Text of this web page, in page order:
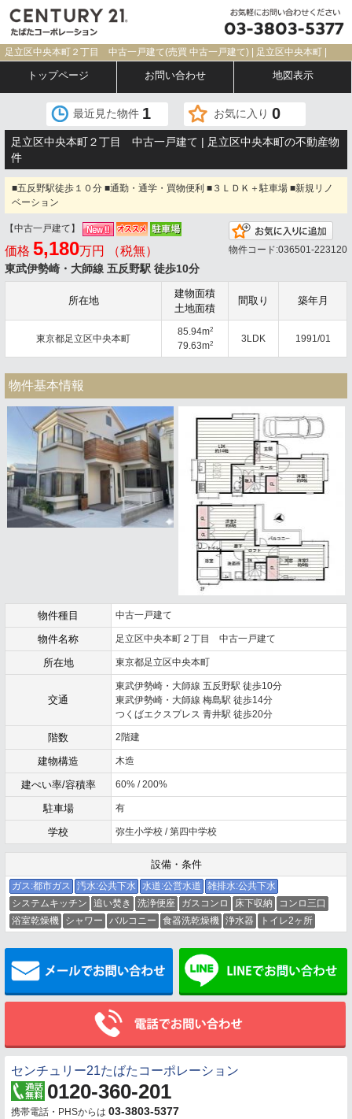
足立区中央本町２丁目 中古一戸建て(売買 中古一戸建て) | 足立区中央本町 |
トップページ お問い合わせ 地図表示
最近見た物件 1 お気に入り 0
足立区中央本町２丁目 中古一戸建て | 足立区中央本町の不動産物
件
■五反野駅徒歩１０分 ■通勤・通学・買物便利 ■３ＬＤＫ＋駐車場 ■新規リノ
ベーション
【中古一戸建て】
価格 5,180万円 （税無）
東武伊勢崎・大師線 五反野駅 徒歩10分
物件コード:036501-223120
所在地
建物面積
土地面積
間取り 築年月
東京都足立区中央本町
85.94m2
79.63m2 3LDK 1991/01
物件基本情報
物件種目 中古一戸建て
物件名称 足立区中央本町２丁目 中古一戸建て
所在地 東京都足立区中央本町
交通
東武伊勢崎・大師線 五反野駅 徒歩10分
東武伊勢崎・大師線 梅島駅 徒歩14分
つくばエクスプレス 青井駅 徒歩20分
階数 2階建
建物構造 木造
建ぺい率/容積率 60% / 200%
駐車場 有
学校 弥生小学校 / 第四中学校
設備・条件
ガス:都市ガス 汚水:公共下水 水道:公営水道
雑排水:公共下水
システムキッチン
追い焚き 洗浄便座 ガスコンロ 床下収納
コンロ三口
浴室乾燥機
シャワー バルコニー 食器洗乾燥機 浄水器 トイレ2ヶ所
メールでお問い合わせ
センチュリー21たばたコーポレーション
0120-360-201
携帯電話・PHSからは 03-3803-5377